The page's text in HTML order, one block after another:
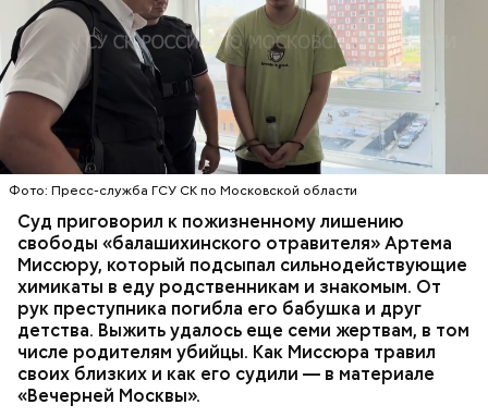
Фото: Пресс-служба ГСУ СК по Московской области
Суд приговорил к пожизненному лишению
свободы «балашихинского отравителя» Артема
Миссюру, который подсыпал сильнодействующие
химикаты в еду родственникам и знакомым. От
рук преступника погибла его бабушка и друг
детства. Выжить удалось еще семи жертвам, в том
числе родителям убийцы. Как Миссюра травил
своих близких и как его судили — в материале
«Вечерней Москвы».
Все началось в июне, когда двое супругов
обратились в местную больницу с жалобами на
плохое самочувствие. Врачи не смогли поставить
им точный диагноз, после чего анализы
потерпевших направили на экспертизу. В них
специалисты обнаружили сильнодействующий
химикат дихлорэтан, который не мог попасть в
организм супругов случайно. То же самое вещество
нашли в еде, изъятой из квартиры пострадавших.
Видео: пресс-служба ГСУ СК по Московской области
ОТРАВЛЕНИЯ БАЛАШИХА
РОДИТЕЛИ
СЛЕДСТВЕННЫЙ КОМИТЕТ
ЭКСПЕРТИЗЫ
— Личность подозреваемого установлена,
полицией принимаются меры к задержанию, —
может скрываться вероятный злоумышленник.
Параллельно с этим в Махачкале объявлен план
«Перехват». Въезд и выезд в город перекрыты.
Помимо этого, полицейские патрулируют улицы,
железнодорожный вокзал и аэропорт.